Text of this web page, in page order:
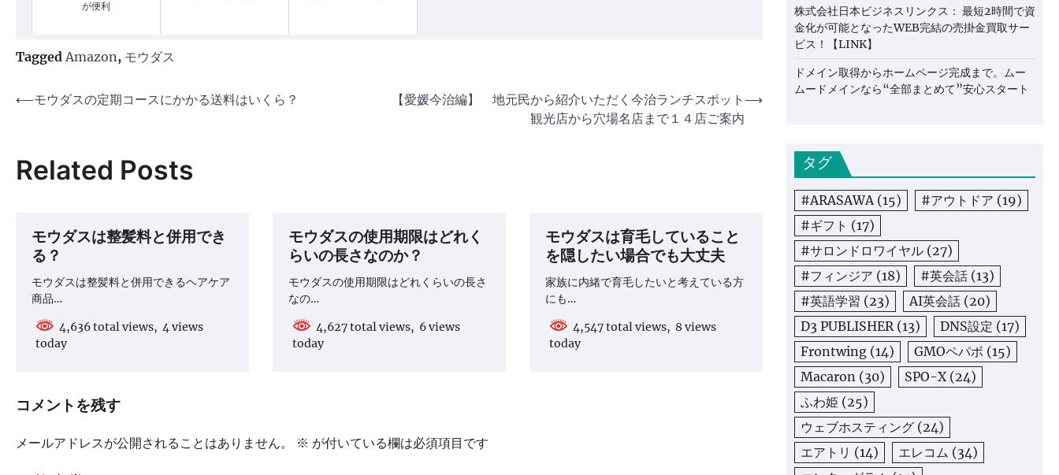
が便利
TaggedAmazon, モウダス
投
ビ
ン
⟵モウダスの定期コースにかかる送料はいくら？
【愛媛今治編】 地元民から紹介いただく今治ランチスポット
観光店から穴場名店まで１４店ご案内
⟶
Related Posts
モウダスは整髪料と併用でき
る？
モウダスは整髪料と併用できるヘアケア
商品…
4,636 total views, 4 views
today
モウダスの使用期限はどれく
らいの長さなのか？
モウダスの使用期限はどれくらいの長さ
なの…
4,627 total views, 6 views
today
モウダスは育毛していること
を隠したい場合でも大丈夫
家族に内緒で育毛したいと考えている方
にも…
4,547 total views, 8 views
today
コメントを残す
メールアドレスが公開されることはありません。 ※ が付いている欄は必須項目です
株式会社日本ビジネスリンクス： 最短2時間で資
金化が可能となったWEB完結の売掛金買取サー
ビス！【LINK】
ドメイン取得からホームページ完成まで。ムー
ムードメインなら“全部まとめて”安心スタート
タグ
#ARASAWA(15) #アウトドア (19)
#ギフト (17)
#サロンドロワイヤル (27)
#フィンジア (18) #英会話 (13)
#英語学習 (23) AI英会話 (20)
D3 PUBLISHER(13) DNS設定 (17)
Frontwing (14) GMOペパボ (15)
Macaron (30) SPO-X(24)
ふわ姫 (25)
ウェブホスティング (24)
エアトリ (14) エレコム (34)